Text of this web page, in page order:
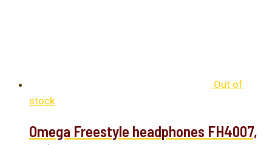
Out of
stock
Omega Freestyle headphones FH4007,